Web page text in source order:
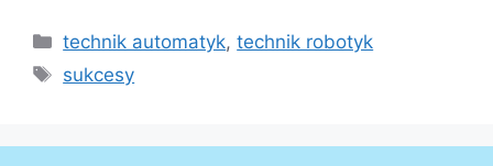
technik automatyk,technik robotyk
sukcesy